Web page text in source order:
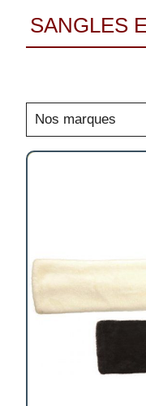
SANGLES
Nos marques